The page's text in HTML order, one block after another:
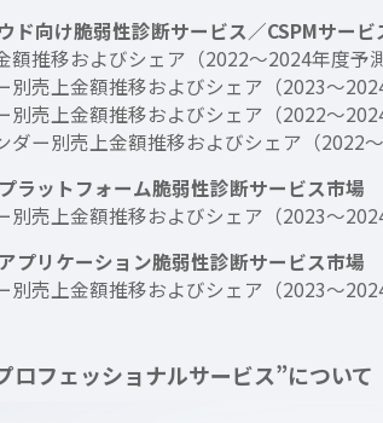
ド向け脆弱性診断サービス／CSPMサービ
額推移およびシェア（2022～2024年度
別売上金額推移およびシェア（2023～
別売上金額推移およびシェア（2022～
ダー別売上金額推移およびシェア（
ラットフォーム脆弱性診断サービス市場
別売上金額推移およびシェア（2023～
プリケーション脆弱性診断サービス市場
別売上金額推移およびシェア（2023～
ロフェッショナルサービス”について